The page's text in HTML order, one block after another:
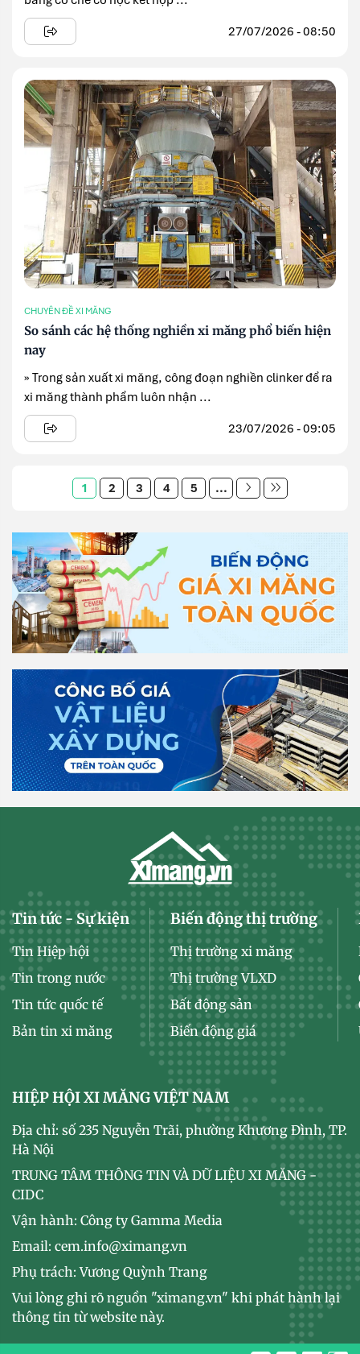
27/07/2026 - 08:50
CHUYÊN ĐỀ XI MĂNG
So sánh các hệ thống nghiền xi măng phổ biến hiện
nay
» Trong sản xuất xi măng, công đoạn nghiền clinker để ra
xi măng thành phẩm luôn nhận ...
23/07/2026 - 09:05
1 2 3 4 5 ...
Tin tức - Sự kiện
Tin Hiệp hội
Tin trong nước
Tin tức quốc tế
Bản tin xi măng
Biến động thị trường
Thị trường xi măng
Thị trường VLXD
Bất động sản
Biến động giá
HIỆP HỘI XI MĂNG VIỆT NAM
Địa chỉ: số 235 Nguyễn Trãi, phường Khương Đình, TP.
Hà Nội
TRUNG TÂM THÔNG TIN VÀ DỮ LIỆU XI MĂNG -
CIDC
Vận hành: Công ty Gamma Media
Email: cem.info@ximang.vn
Phụ trách: Vương Quỳnh Trang
Vui lòng ghi rõ nguồn "ximang.vn" khi phát hành lại
thông tin từ website này.